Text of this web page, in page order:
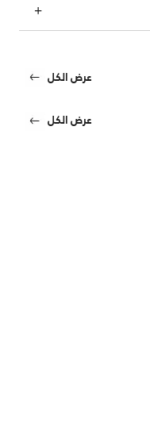
عرض الكل
عرض الكل